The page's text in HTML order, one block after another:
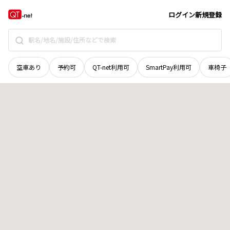
ログイン新規登録
空車あり 予約可 QT-net利用可 SmartPay利用可 車椅子
広島県